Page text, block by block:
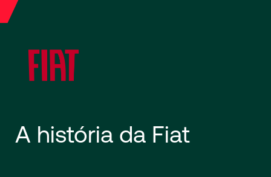
A história da Fiat